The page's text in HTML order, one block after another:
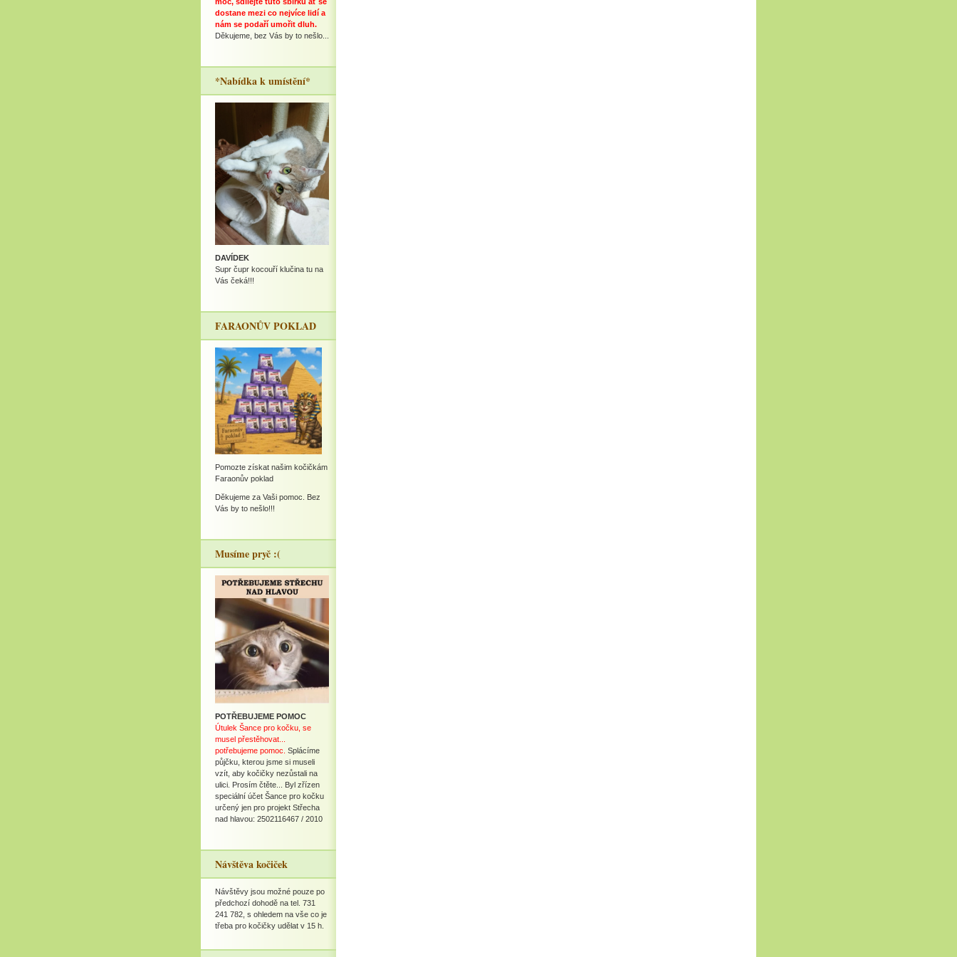
dostane mezi co nejvíce lidí a
nám se podaří umořit dluh.
Děkujeme, bez Vás by to nešlo...
*Nabídka k umístění*
DAVÍDEK
Supr čupr kocouří klučina tu na
Vás čeká!!!
FARAONŮV POKLAD
Pomozte získat našim kočičkám
Faraonův poklad
Děkujeme za Vaši pomoc. Bez
Vás by to nešlo!!!
Musíme pryč :(
POTŘEBUJEME POMOC
Útulek Šance pro kočku, se
musel přestěhovat...
potřebujeme pomoc. Splácíme
půjčku, kterou jsme si museli
vzít, aby kočičky nezůstali na
ulici. Prosím čtěte... Byl zřízen
speciální účet Šance pro kočku
určený jen pro projekt Střecha
nad hlavou: 2502116467 / 2010
Návštěva kočiček
Návštěvy jsou možné pouze po
předchozí dohodě na tel. 731
241 782, s ohledem na vše co je
třeba pro kočičky udělat v 15 h.